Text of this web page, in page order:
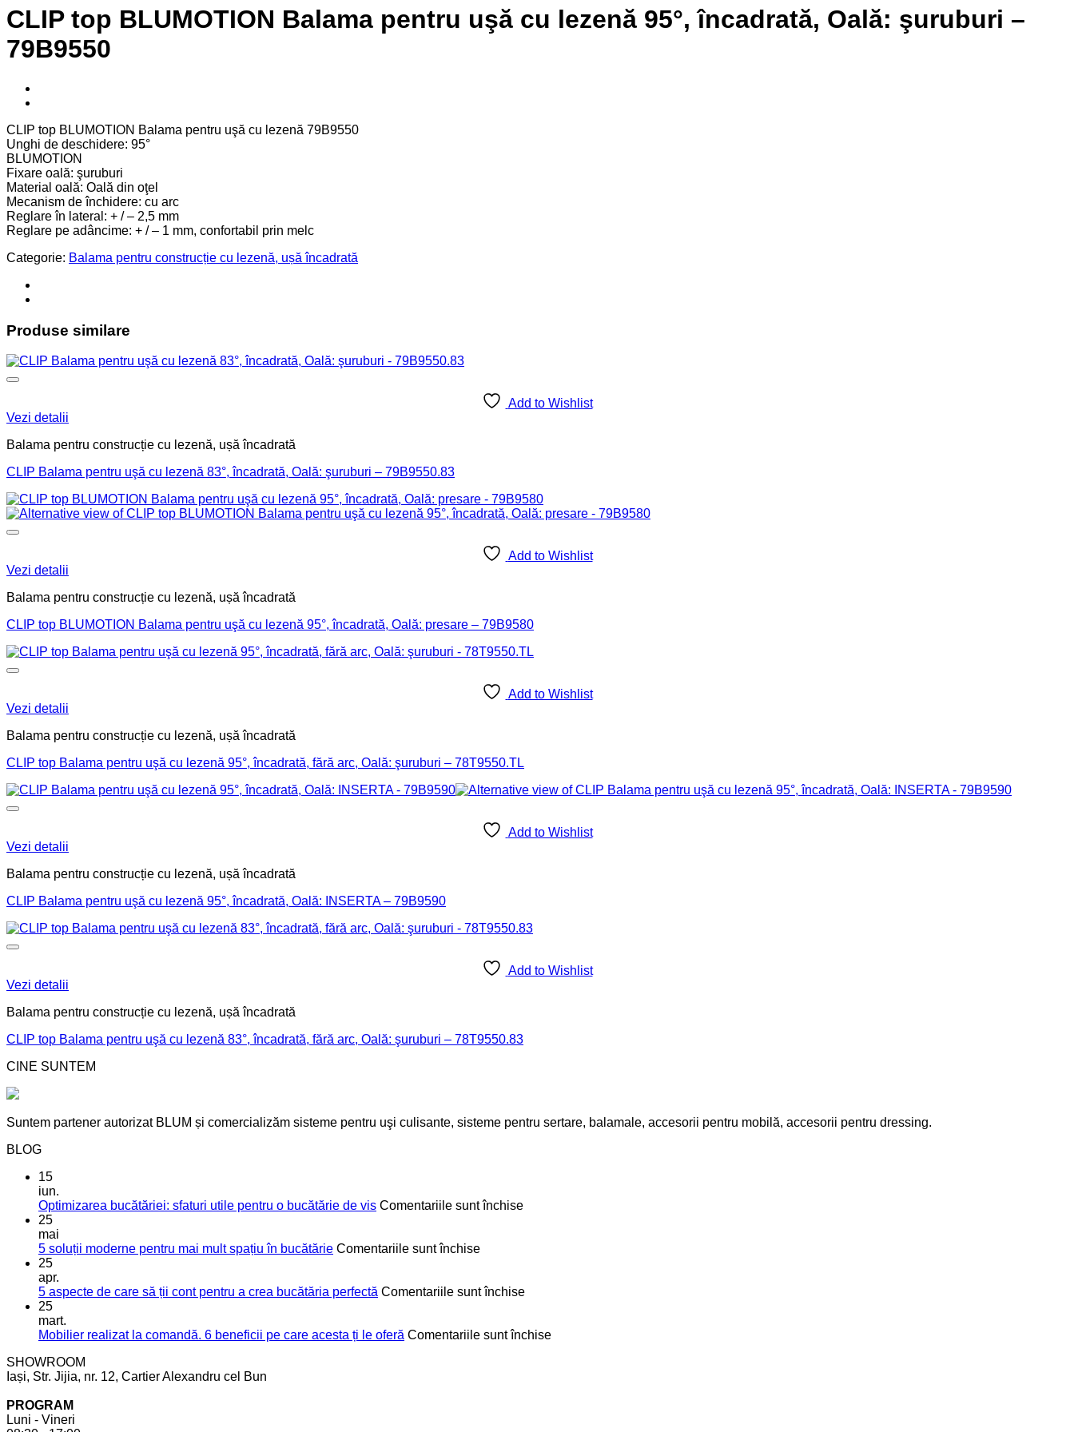
CLIP top BLUMOTION Balama pentru uşă cu lezenă 95°, încadrată, Oală: şuruburi –
79B9550
CLIP top BLUMOTION Balama pentru uşă cu lezenă 79B9550
Unghi de deschidere: 95°
BLUMOTION
Fixare oală: şuruburi
Material oală: Oală din oţel
Mecanism de închidere: cu arc
Reglare în lateral: + / – 2,5 mm
Reglare pe adâncime: + / – 1 mm, confortabil prin melc
Categorie: Balama pentru construcție cu lezenă, ușă încadrată
Produse similare
Add to Wishlist
Vezi detalii
Balama pentru construcție cu lezenă, ușă încadrată
CLIP Balama pentru uşă cu lezenă 83°, încadrată, Oală: şuruburi – 79B9550.83
Add to Wishlist
Vezi detalii
Balama pentru construcție cu lezenă, ușă încadrată
CLIP top BLUMOTION Balama pentru uşă cu lezenă 95°, încadrată, Oală: presare – 79B9580
Add to Wishlist
Vezi detalii
Balama pentru construcție cu lezenă, ușă încadrată
CLIP top Balama pentru uşă cu lezenă 95°, încadrată, fără arc, Oală: şuruburi – 78T9550.TL
Add to Wishlist
Vezi detalii
Balama pentru construcție cu lezenă, ușă încadrată
CLIP Balama pentru uşă cu lezenă 95°, încadrată, Oală: INSERTA – 79B9590
Add to Wishlist
Vezi detalii
Balama pentru construcție cu lezenă, ușă încadrată
CLIP top Balama pentru uşă cu lezenă 83°, încadrată, fără arc, Oală: şuruburi – 78T9550.83
CINE SUNTEM
Suntem partener autorizat BLUM și comercializăm sisteme pentru uşi culisante, sisteme pentru sertare, balamale, accesorii pentru mobilă, accesorii pentru dressing.
BLOG
15
iun.
Optimizarea bucătăriei: sfaturi utile pentru o bucătărie de vis Comentariile sunt închisepentru
o
vis
25
mai
5 soluții moderne pentru mai mult spațiu în bucătărie Comentariile sunt închisepentru
moderne
mult
25
apr.
5 aspecte de care să ții cont pentru a crea bucătăria perfectă Comentariile sunt închisepentru
de
25
mart.
Mobilier realizat la comandă. 6 beneficii pe care acesta ți le oferă Comentariile sunt închisepentru
SHOWROOM
Iași, Str. Jijia, nr. 12, Cartier Alexandru cel Bun
PROGRAM
Luni - Vineri